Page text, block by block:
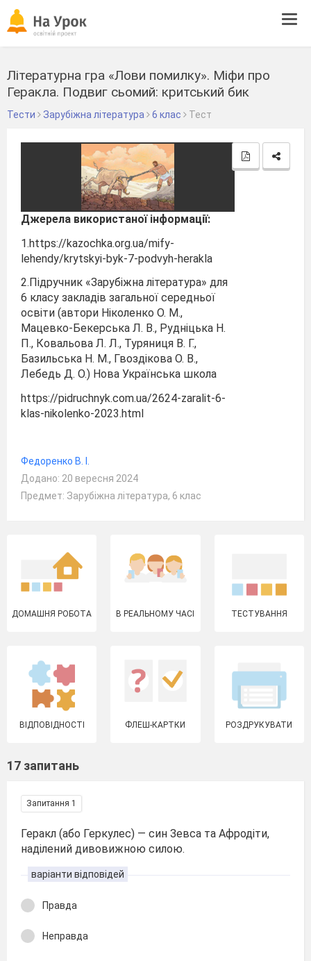
Літературна гра «Лови помилку». Міфи про
Геракла. Подвиг сьомий: критський бик
Тести Зарубіжна література 6 клас Тест
Джерела використаної інформації:
1.https://kazochka.org.ua/mify-
lehendy/krytskyi-byk-7-podvyh-herakla
2.Підручник «Зарубіжна література» для
6 класу закладів загальної середньої
освіти (автори Ніколенко О. М.,
Мацевко-Бекерська Л. В., Рудніцька Н.
П., Ковальова Л. Л., Туряниця В. Г.,
Базильська Н. М., Гвоздікова О. В.,
Лебедь Д. О.) Нова Українська школа
https://pidruchnyk.com.ua/2624-zaralit-6-
klas-nikolenko-2023.html
Федоренко В. І.
Додано: 20 вересня 2024
Предмет: Зарубіжна література, 6 клас
ДОМАШНЯ РОБОТА В РЕАЛЬНОМУ ЧАСІ ТЕСТУВАННЯ
ВІДПОВІДНОСТІ ФЛЕШ-КАРТКИ РОЗДРУКУВАТИ
17 запитань
Запитання 1
Геракл (або Геркулес) — син Зевса та Афродіти,
наділений дивовижною силою.
варіанти відповідей
Правда
Неправда